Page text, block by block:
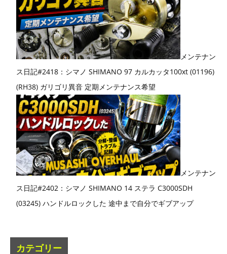
メンテナン
ス日記#2418：シマノ SHIMANO 97 カルカッタ100xt (01196)
(RH38) ガリゴリ異音 定期メンテナンス希望
メンテナン
ス日記#2402：シマノ SHIMANO 14 ステラ C3000SDH
(03245) ハンドルロックした 途中まで自分でギブアップ
カテゴリー